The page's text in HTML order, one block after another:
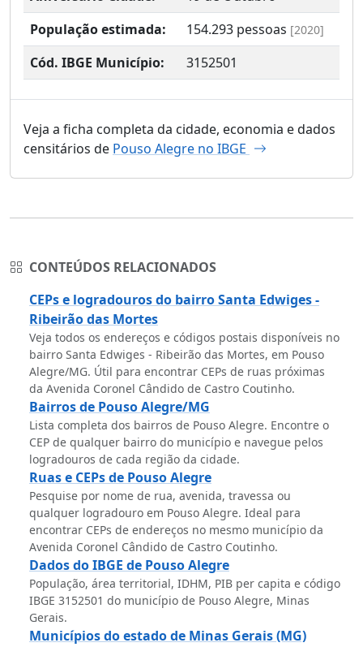
População estimada:
154.293 pessoas [2020]
Cód. IBGE Município: 3152501
Veja a ficha completa da cidade, economia e dados
censitários de Pouso Alegre no IBGE
CONTEÚDOS RELACIONADOS
CEPs e logradouros do bairro Santa Edwiges -
Ribeirão das Mortes
Veja todos os endereços e códigos postais disponíveis no
bairro Santa Edwiges - Ribeirão das Mortes, em Pouso
Alegre/MG. Útil para encontrar CEPs de ruas próximas
da Avenida Coronel Cândido de Castro Coutinho.
Bairros de Pouso Alegre/MG
Lista completa dos bairros de Pouso Alegre. Encontre o
CEP de qualquer bairro do município e navegue pelos
logradouros de cada região da cidade.
Ruas e CEPs de Pouso Alegre
Pesquise por nome de rua, avenida, travessa ou
qualquer logradouro em Pouso Alegre. Ideal para
encontrar CEPs de endereços no mesmo município da
Avenida Coronel Cândido de Castro Coutinho.
Dados do IBGE de Pouso Alegre
População, área territorial, IDHM, PIB per capita e código
IBGE 3152501 do município de Pouso Alegre, Minas
Gerais.
Municípios do estado de Minas Gerais (MG)